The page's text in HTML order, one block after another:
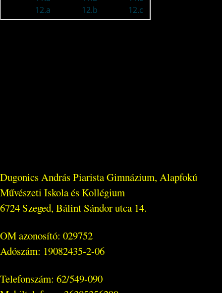
Dugonics András Piarista Gimnázium, Alapfokú
Művészeti Iskola és Kollégium
6724 Szeged, Bálint Sándor utca 14.
OM azonosító: 029752
Adószám: 19082435-2-06
Telefonszám: 62/549-090